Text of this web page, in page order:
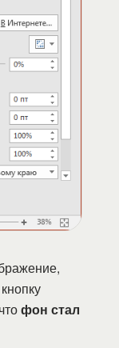
фон стал